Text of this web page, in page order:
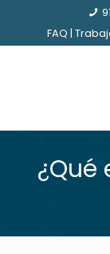
FAQ |
¿Qué